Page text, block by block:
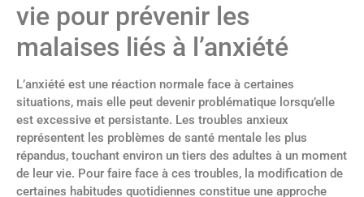
vie pour prévenir les
malaises liés à l’anxiété
L’anxiété est une réaction normale face à certaines
situations, mais elle peut devenir problématique lorsqu’elle
est excessive et persistante. Les troubles anxieux
représentent les problèmes de santé mentale les plus
répandus, touchant environ un tiers des adultes à un moment
de leur vie. Pour faire face à ces troubles, la modification de
certaines habitudes quotidiennes constitue une approche